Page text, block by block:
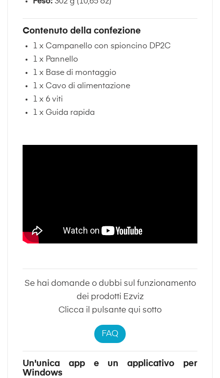
Contenuto della confezione
1 x Campanello con spioncino DP2C
1 x Pannello
1 x Base di montaggio
1 x Cavo di alimentazione
1 x 6 viti
1 x Guida rapida
Se hai domande o dubbi sul funzionamento
dei prodotti Ezviz
Clicca il pulsante qui sotto
FAQ
Un'unica app e un applicativo per
Windows